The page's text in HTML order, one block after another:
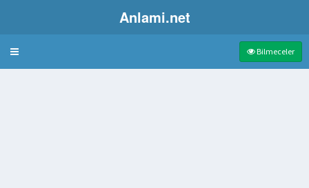
Anlami.net
Bulmaca Bilmeceler